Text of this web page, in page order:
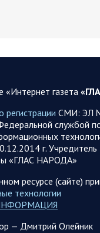
наши дронщики
связи и РЭБ в
обстрелял за…
Саратовская область
АО «Ситиматик»
района Максим
работы по отсыпке
«Интернет газета
регистрации СМИ: ЭЛ
службой
г.
«ГЛАС НАРОДА»
ресурсе (сайте)
технологии
— Дмитрий Олейник